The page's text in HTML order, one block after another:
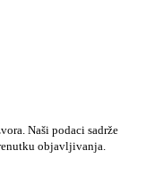
Naši podaci sadrže
objavljivanja.